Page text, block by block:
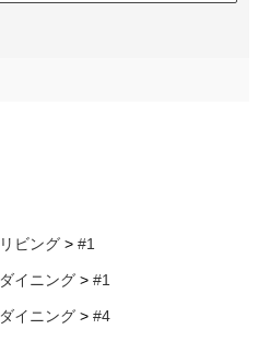
リビング #1
ダイニング #1
ダイニング #4